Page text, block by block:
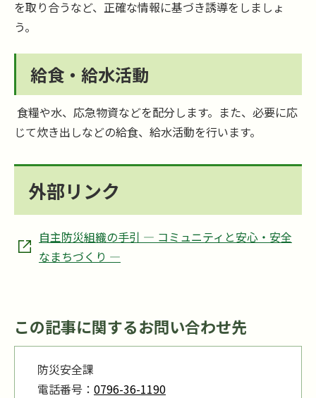
を取り合うなど、正確な情報に基づき誘導をしましょ
う。
給食・給水活動
食糧や水、応急物資などを配分します。また、必要に応
じて炊き出しなどの給食、給水活動を行います。
外部リンク
自主防災組織の手引 ― コミュニティと安心・安全
なまちづくり ―
この記事に関するお問い合わせ先
防災安全課
電話番号： 0796-36-1190